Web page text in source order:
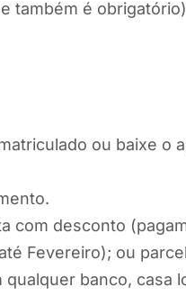
também é
ou baixe o
com desconto
Fevereiro); ou
banco, casa